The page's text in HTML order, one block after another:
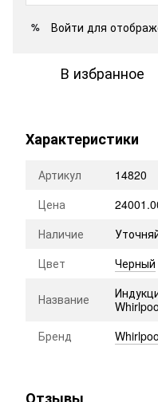
% Войти для
В избранное
Характеристики
Артикул
14820
Цена
Наличие
Цвет
Черный
Название
Бренд